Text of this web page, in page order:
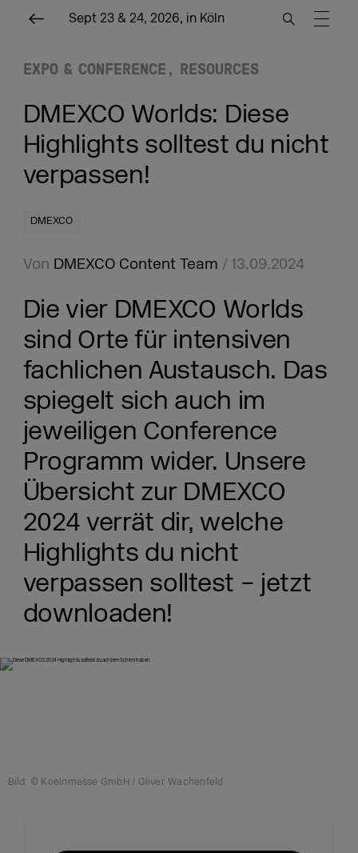
Sept 23 & 24, 2026, in Köln
EXPO & CONFERENCE RESOURCES
DMEXCO Worlds: Diese
Highlights solltest du nicht
verpassen!
DMEXCO
Von DMEXCO Content Team / 13.09.2024
Die vier DMEXCO Worlds
sind Orte für intensiven
fachlichen Austausch. Das
spiegelt sich auch im
jeweiligen Conference
Programm wider. Unsere
Übersicht zur DMEXCO
2024 verrät dir, welche
Highlights du nicht
verpassen solltest – jetzt
downloaden!
Bild: © Koelnmesse GmbH / Oliver Wachenfeld